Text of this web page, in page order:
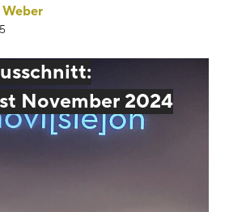
November 2024